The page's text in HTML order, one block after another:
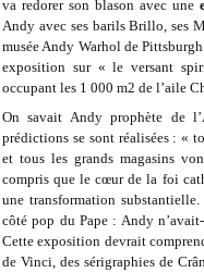
va redorer son blason avec une
Andy avec ses barils Brillo, ses
musée Andy Warhol de
exposition sur « le versant
occupant les 1 000 m2 de l’aile
On savait Andy prophète de
prédictions se sont réalisées : «
et tous les grands magasins
compris que le cœur de la foi
une transformation
côté pop du Pape : Andy
Cette exposition devrait
de Vinci, des sérigraphies de